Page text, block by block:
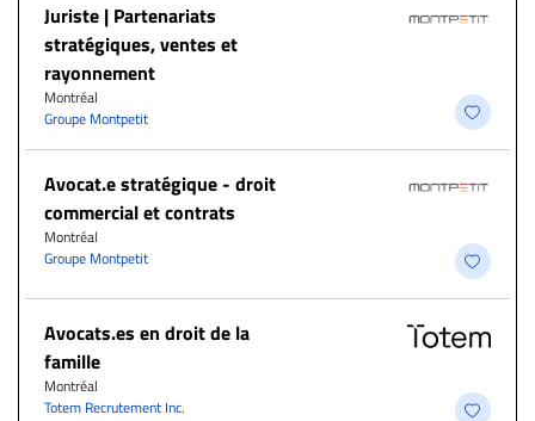
Juriste | Partenariats
stratégiques, ventes et
rayonnement
Montréal
Groupe Montpetit
Avocat.e stratégique - droit
commercial et contrats
Montréal
Groupe Montpetit
Avocats.es en droit de la
famille
Montréal
Totem Recrutement Inc.